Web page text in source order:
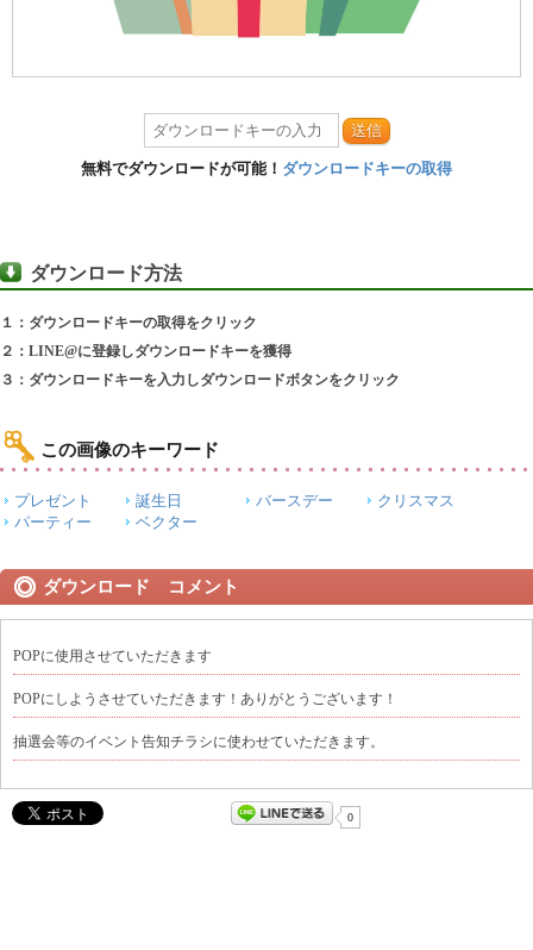
送信
無料でダウンロードが可能！ ダウンロードキーの取得
ダウンロード方法
１：ダウンロードキーの取得をクリック
２：LINE@に登録しダウンロードキーを獲得
３：ダウンロードキーを入力しダウンロードボタンをクリック
この画像のキーワード
プレゼント 誕生日 バースデー
クリスマス
パーティー
ベクター
ダウンロード コメント
POPに使用させていただきます
POPにしようさせていただきます！ありがとうございます！
抽選会等のイベント告知チラシに使わせていただきます。
0